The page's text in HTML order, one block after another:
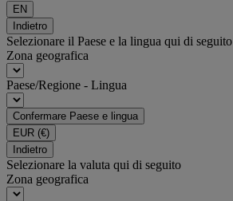
EN
Indietro
Selezionare il Paese e la lingua qui di seguito
Zona geografica
Paese/Regione - Lingua
Confermare Paese e lingua
EUR (€)
Indietro
Selezionare la valuta qui di seguito
Zona geografica